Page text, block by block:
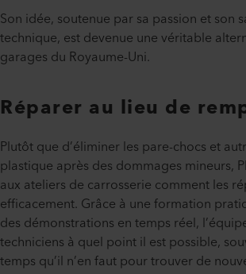
Son idée, soutenue par sa passion et son
technique, est devenue une véritable
garages du Royaume-Uni.
Réparer au lieu de
Plutôt que d’éliminer les pare-chocs et
plastique après des dommages mineurs,
aux ateliers de carrosserie comment les
efficacement. Grâce à une formation
des démonstrations en temps réel,
techniciens à quel point il est possible,
temps qu’il n’en faut pour trouver de